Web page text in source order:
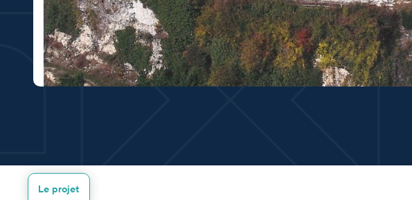
Le projet